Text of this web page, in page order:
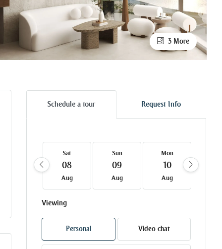
3 More
Schedule a tour Request Info
Sat
08
Aug
Sun
09
Aug
Mon
10
Aug
Viewing
Personal Video chat